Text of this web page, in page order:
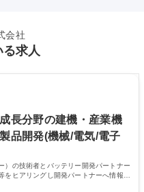
会社
る求人
長分野の建機・産業機
品開発(機械/電気/電子
）の技術者とバッテリー開発パートナー
ヒアリングし開発パートナーへ情報伝